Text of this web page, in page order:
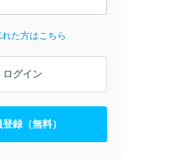
た方はこちら
ログイン
録（無料）